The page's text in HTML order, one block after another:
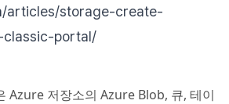
articles/storage-create-
portal/
Azure 저장소의 Azure Blob, 큐, 테이